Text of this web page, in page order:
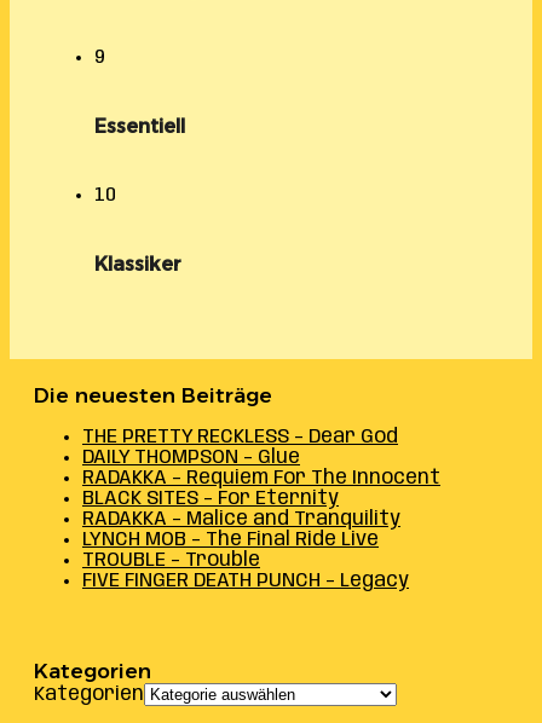
9
Essentiell
10
Klassiker
Die neuesten Beiträge
THE PRETTY RECKLESS – Dear God
DAILY THOMPSON – Glue
RADAKKA – Requiem For The Innocent
BLACK SITES – For Eternity
RADAKKA – Malice and Tranquility
LYNCH MOB – The Final Ride Live
TROUBLE – Trouble
FIVE FINGER DEATH PUNCH – Legacy
Kategorien
Kategorien